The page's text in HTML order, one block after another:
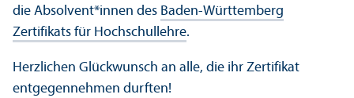
die Absolvent*innen des Baden-Württemberg
Zertifikats für Hochschul­lehre.
Herzlichen Glückwunsch an alle, die ihr Zertifikat
entgegennehmen durften!